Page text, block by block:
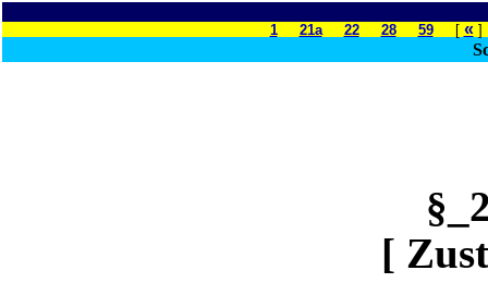
1 21a 22 28 59[ «
[